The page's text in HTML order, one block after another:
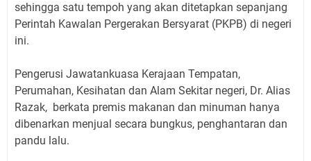
sehingga satu tempoh yang akan ditetapkan sepanjang
Perintah Kawalan Pergerakan Bersyarat (PKPB) di negeri
ini.
Pengerusi Jawatankuasa Kerajaan Tempatan,
Perumahan, Kesihatan dan Alam Sekitar negeri, Dr. Alias
Razak, berkata premis makanan dan minuman hanya
dibenarkan menjual secara bungkus, penghantaran dan
pandu lalu.